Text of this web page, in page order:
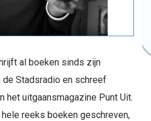
al boeken sinds zijn
Stadsradio en schreef
het uitgaansmagazine Punt Uit.
reeks boeken geschreven,